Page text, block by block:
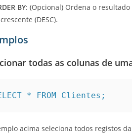
BY: (Opcional) Ordena o
(DESC).
todas as colunas de
* FROM Clientes;
acima seleciona todos registos